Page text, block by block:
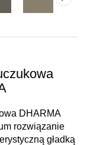
DHARMA
rozwiązanie
gładką